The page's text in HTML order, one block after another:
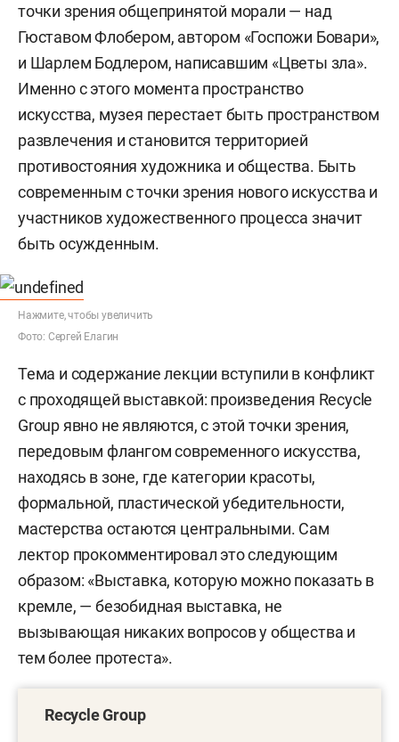
точки зрения общепринятой морали — над
Гюставом Флобером, автором «Госпожи Бовари»,
и Шарлем Бодлером, написавшим «Цветы зла».
Именно с этого момента пространство
искусства, музея перестает быть пространством
развлечения и становится территорией
противостояния художника и общества. Быть
современным с точки зрения нового искусства и
участников художественного процесса значит
быть осужденным.
Нажмите, чтобы увеличить
Фото: Сергей Елагин
Тема и содержание лекции вступили в конфликт
с проходящей выставкой: произведения Recycle
Group явно не являются, с этой точки зрения,
передовым флангом современного искусства,
находясь в зоне, где категории красоты,
формальной, пластической убедительности,
мастерства остаются центральными. Сам
лектор прокомментировал это следующим
образом: «Выставка, которую можно показать в
кремле, — безобидная выставка, не
вызывающая никаких вопросов у общества и
тем более протеста».
Recycle Group